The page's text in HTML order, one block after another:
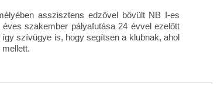
asszisztens edzővel bővült NB I-es
szakember pályafutása 24 évvel ezelőtt
szívügye is, hogy segítsen a klubnak, ahol